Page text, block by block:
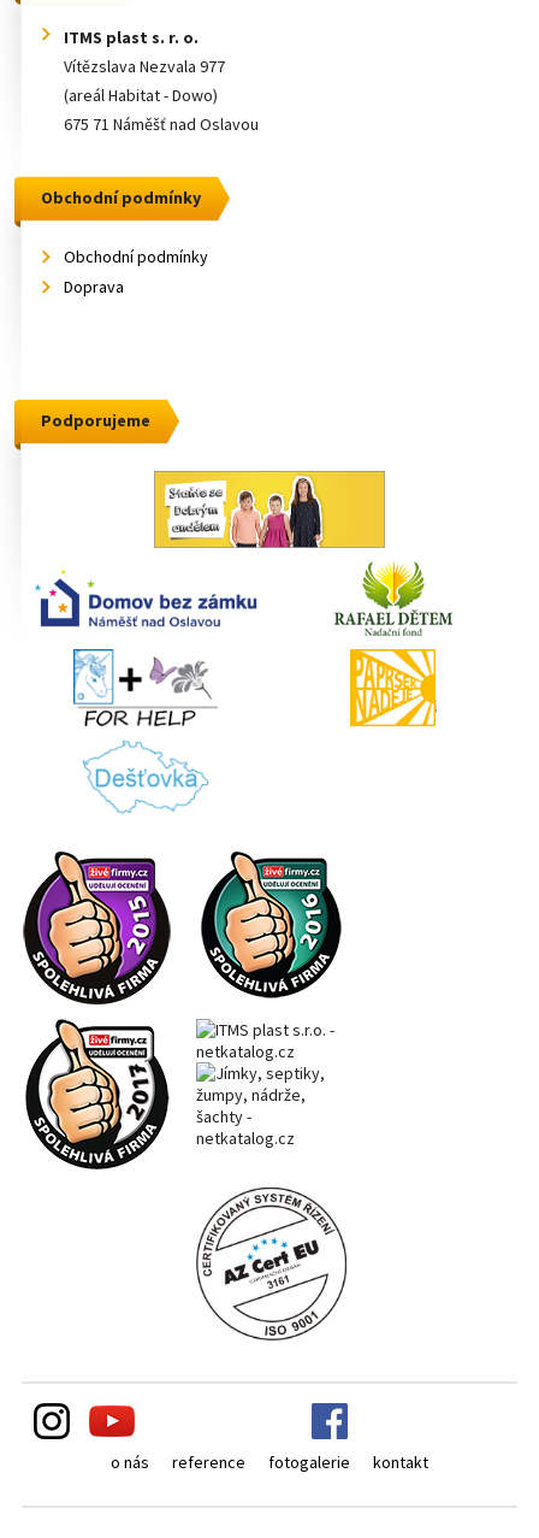
ITMS plast s. r. o.
Vítězslava Nezvala 977
(areál Habitat - Dowo)
675 71 Náměšť nad Oslavou
Obchodní podmínky
Obchodní podmínky
Doprava
Podporujeme
o nás reference fotogalerie kontakt